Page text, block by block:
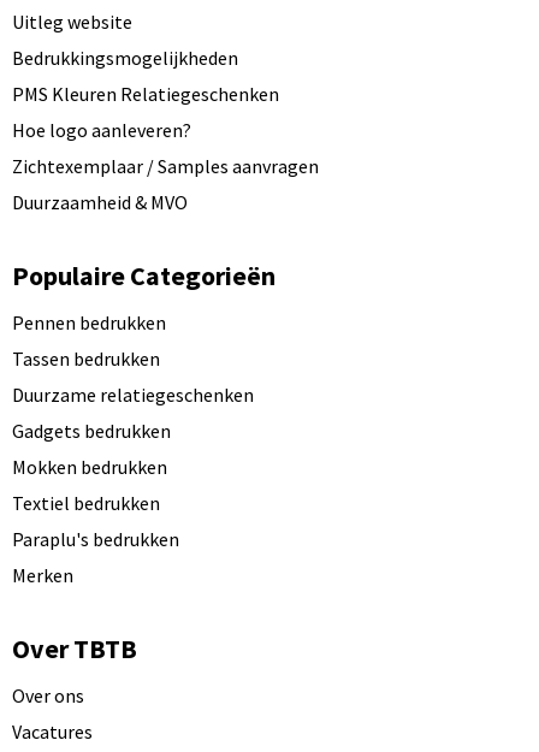
Uitleg website
Bedrukkingsmogelijkheden
PMS Kleuren Relatiegeschenken
Hoe logo aanleveren?
Zichtexemplaar / Samples aanvragen
Duurzaamheid & MVO
Populaire Categorieën
Pennen bedrukken
Tassen bedrukken
Duurzame relatiegeschenken
Gadgets bedrukken
Mokken bedrukken
Textiel bedrukken
Paraplu's bedrukken
Merken
Over TBTB
Over ons
Vacatures